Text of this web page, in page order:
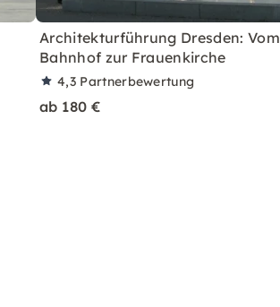
Architekturführung Dresden: Vom
Bahnhof zur Frauenkirche
4,3 Partnerbewertung
ab 180 €